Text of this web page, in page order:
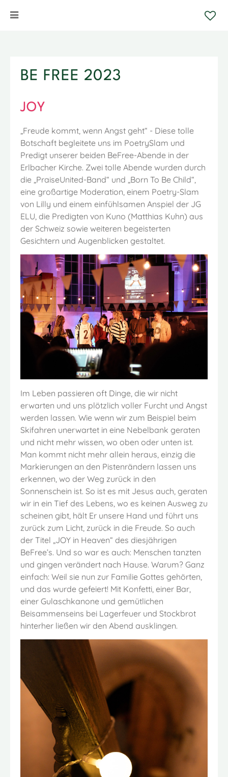
BE FREE 2023
JOY
„Freude kommt, wenn Angst geht“ - Diese tolle
Botschaft begleitete uns im PoetrySlam und
Predigt unserer beiden BeFree-Abende in der
Erlbacher Kirche. Zwei tolle Abende wurden durch
die „PraiseUnited-Band“ und „Born To Be Child“,
eine großartige Moderation, einem Poetry-Slam
von Lilly und einem einfühlsamen Anspiel der JG
ELU, die Predigten von Kuno (Matthias Kuhn) aus
der Schweiz sowie weiteren begeisterten
Gesichtern und Augenblicken gestaltet.
Im Leben passieren oft Dinge, die wir nicht
erwarten und uns plötzlich voller Furcht und Angst
werden lassen. Wie wenn wir zum Beispiel beim
Skifahren unerwartet in eine Nebelbank geraten
und nicht mehr wissen, wo oben oder unten ist.
Man kommt nicht mehr allein heraus, einzig die
Markierungen an den Pistenrändern lassen uns
erkennen, wo der Weg zurück in den
Sonnenschein ist. So ist es mit Jesus auch, geraten
wir in ein Tief des Lebens, wo es keinen Ausweg zu
scheinen gibt, hält Er unsere Hand und führt uns
zurück zum Licht, zurück in die Freude. So auch
der Titel „JOY in Heaven“ des diesjährigen
BeFree’s. Und so war es auch: Menschen tanzten
und gingen verändert nach Hause. Warum? Ganz
einfach: Weil sie nun zur Familie Gottes gehörten,
und das wurde gefeiert! Mit Konfetti, einer Bar,
einer Gulaschkanone und gemütlichen
Beisammenseins bei Lagerfeuer und Stockbrot
hinterher ließen wir den Abend ausklingen.